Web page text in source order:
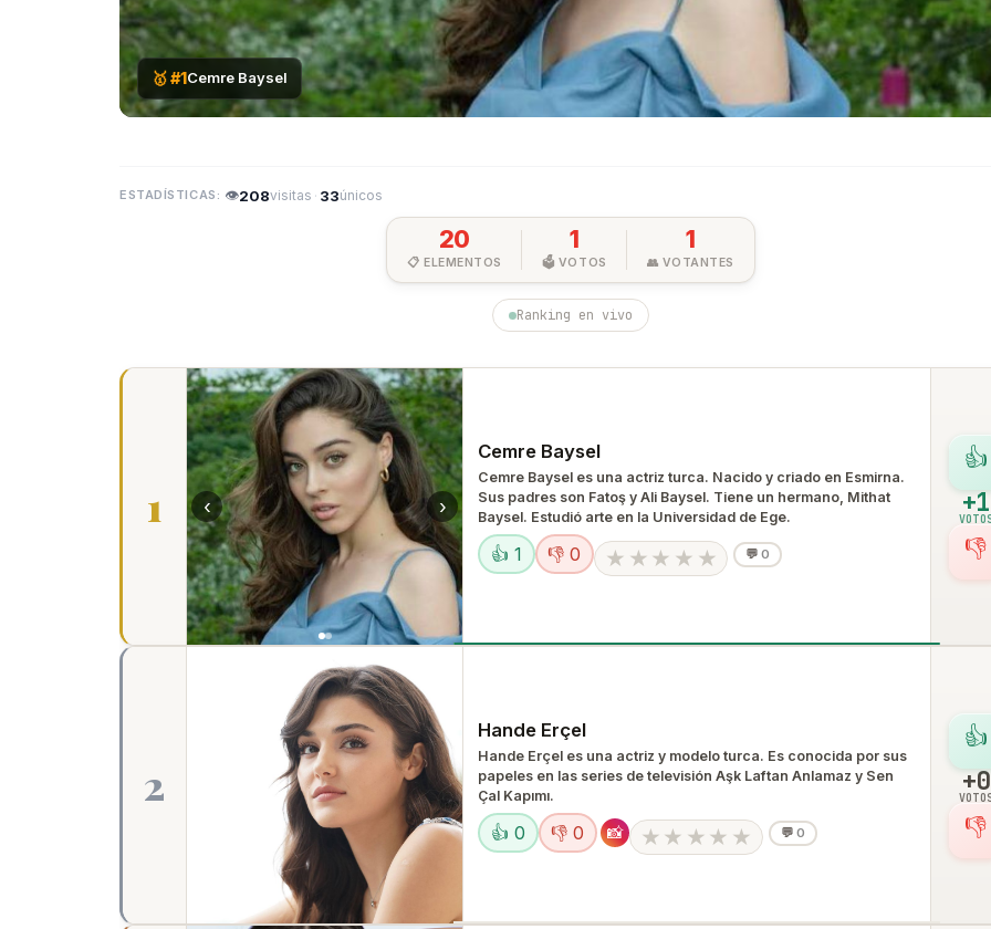
🥇 #1Cemre Baysel
👁208visitas · 33únicos
20
📋 ELEMENTOS
1
🗳️ VOTOS
1
👥 VOTANTES
Ranking en vivo
1 ‹ ›
Cemre Baysel
Cemre Baysel es una actriz turca. Nacido y criado en Esmirna.
Sus padres son Fatoş y Ali Baysel. Tiene un hermano, Mithat
Baysel. Estudió arte en la Universidad de Ege.
👍 1 👎 0 ★ ★ ★ ★ ★ 💬 0
👍
+1
👎
2
Hande Erçel
Hande Erçel es una actriz y modelo turca. Es conocida por sus
papeles en las series de televisión Aşk Laftan Anlamaz y Sen
Çal Kapımı.
👍 0 👎 0 📸 ★ ★ ★ ★ ★ 💬 0
👍
+0
👎